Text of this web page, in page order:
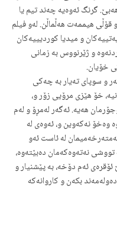
گرنگ ئەوەیە چەند تیم یا
هیممەت هەڵماڵن. لەو فیلم
و میدیا کوردیییەکان
و ژێرنووس بە زمانی
خۆیان.
و سوپای تەیار بە چەکی
خۆ هێزی مرۆیی زۆر و،
هەیە. ئەگەر لەمڕۆ و لەم
وەخۆ نەکەوین و، ئەوەی لە
لە ئاست ئەو
نەتەوەکەمان دەبێتەوە،
ئەم دۆخە، بە پێشنیار و
بکەن و کاروانەکە